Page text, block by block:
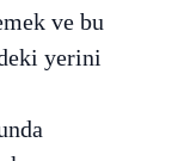
ve bu
yerini